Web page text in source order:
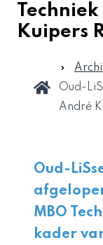
Kuipers
Oud-
André
Oud-
MBO
kader